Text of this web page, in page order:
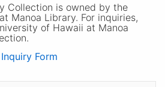
Collection is owned by the
Manoa Library. For inquiries,
of Hawaii at Manoa
Form